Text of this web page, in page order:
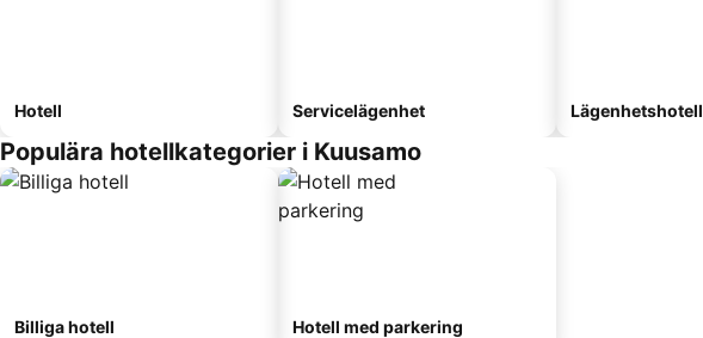
Hotell Servicelägenhet Lägenhetshotell
Populära hotellkategorier i Kuusamo
Billiga hotell Hotell med parkering